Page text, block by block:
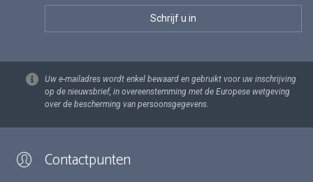
Uw e-mailadres wordt enkel bewaard en gebruikt voor uw inschrijving
op de nieuwsbrief, in overeenstemming met de Europese wetgeving
over de bescherming van persoonsgegevens.
Contactpunten